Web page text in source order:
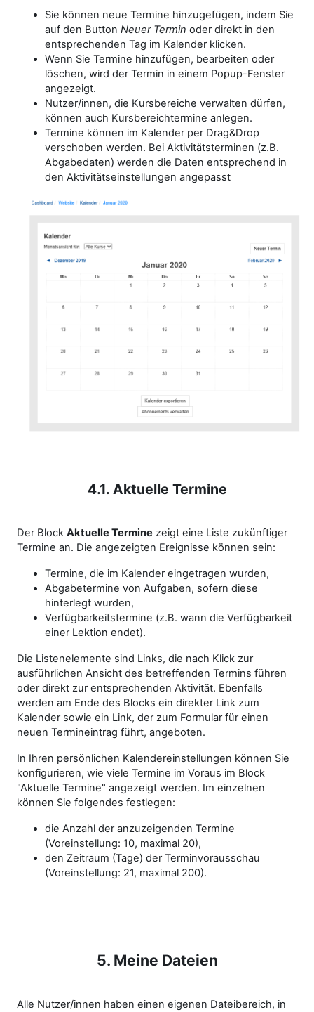
Sie können neue Termine hinzugefügen, indem Sie
auf den Button Neuer Termin oder direkt in den
entsprechenden Tag im Kalender klicken.
Wenn Sie Termine hinzufügen, bearbeiten oder
löschen, wird der Termin in einem Popup-Fenster
angezeigt.
Nutzer/innen, die Kursbereiche verwalten dürfen,
können auch Kursbereichtermine anlegen.
Termine können im Kalender per Drag&Drop
verschoben werden. Bei Aktivitätsterminen (z.B.
Abgabedaten) werden die Daten entsprechend in
den Aktivitätseinstellungen angepasst
4.1. Aktuelle Termine
Der Block Aktuelle Termine zeigt eine Liste zukünftiger
Termine an. Die angezeigten Ereignisse können sein:
Termine, die im Kalender eingetragen wurden,
Abgabetermine von Aufgaben, sofern diese
hinterlegt wurden,
Verfügbarkeitstermine (z.B. wann die Verfügbarkeit
einer Lektion endet).
Die Listenelemente sind Links, die nach Klick zur
ausführlichen Ansicht des betreffenden Termins führen
oder direkt zur entsprechenden Aktivität. Ebenfalls
werden am Ende des Blocks ein direkter Link zum
Kalender sowie ein Link, der zum Formular für einen
neuen Termineintrag führt, angeboten.
In Ihren persönlichen Kalendereinstellungen können Sie
konfigurieren, wie viele Termine im Voraus im Block
"Aktuelle Termine" angezeigt werden. Im einzelnen
können Sie folgendes festlegen:
die Anzahl der anzuzeigenden Termine
(Voreinstellung: 10, maximal 20),
den Zeitraum (Tage) der Terminvorausschau
(Voreinstellung: 21, maximal 200).
5. Meine Dateien
Alle Nutzer/innen haben einen eigenen Dateibereich, in